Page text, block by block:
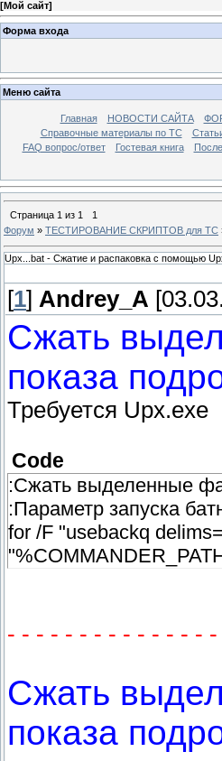
[Мой сайт]
Форма входа
Меню сайта
Главная НОВОСТИ САЙТА
Справочные материалы по TС
FAQ вопрос/ответ
Гостевая книга
Страница 1 из 1
1
Форум » ТЕСТИРОВАНИЕ СКРИПТОВ для TC
Upx...bat - Сжатие и распаковка с помощью
[1] Andrey_A
Сжать
показа
Требуется Upx.exe
Code
:Сжать выделенные
:Параметр запуска
for /F "usebackq
- - - - - - - - - - - - - -
Сжать
показа